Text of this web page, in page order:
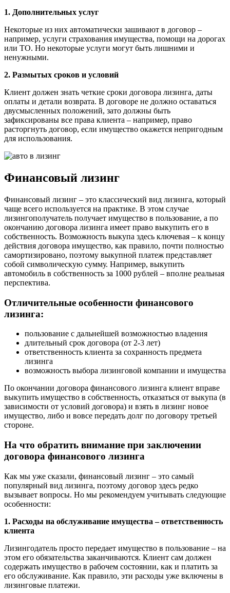
1. Дополнительных услуг
Некоторые из них автоматически зашивают в договор –
например, услуги страхования имущества, помощи на дорогах
или ТО. Но некоторые услуги могут быть лишними и
ненужными.
2. Размытых сроков и условий
Клиент должен знать четкие сроки договора лизинга, даты
оплаты и детали возврата. В договоре не должно оставаться
двусмысленных положений, зато должны быть
зафиксированы все права клиента – например, право
расторгнуть договор, если имущество окажется непригодным
для использования.
Финансовый лизинг
Финансовый лизинг – это классический вид лизинга, который
чаще всего используется на практике. В этом случае
лизингополучатель получает имущество в пользование, а по
окончанию договора лизинга имеет право выкупить его в
собственность. Возможность выкупа здесь ключевая – к концу
действия договора имущество, как правило, почти полностью
самортизировано, поэтому выкупной платеж представляет
собой символическую сумму. Например, выкупить
автомобиль в собственность за 1000 рублей – вполне реальная
перспектива.
Отличительные особенности финансового
лизинга:
пользование с дальнейшей возможностью владения
длительный срок договора (от 2-3 лет)
ответственность клиента за сохранность предмета
лизинга
возможность выбора лизинговой компании и имущества
По окончании договора финансового лизинга клиент вправе
выкупить имущество в собственность, отказаться от выкупа (в
зависимости от условий договора) и взять в лизинг новое
имущество, либо и вовсе передать долг по договору третьей
стороне.
На что обратить внимание при заключении
договора финансового лизинга
Как мы уже сказали, финансовый лизинг – это самый
популярный вид лизинга, поэтому договор здесь редко
вызывает вопросы. Но мы рекомендуем учитывать следующие
особенности:
1. Расходы на обслуживание имущества – ответственность
клиента
Лизингодатель просто передает имущество в пользование – на
этом его обязательства заканчиваются. Клиент сам должен
содержать имущество в рабочем состоянии, как и платить за
его обслуживание. Как правило, эти расходы уже включены в
лизинговые платежи.